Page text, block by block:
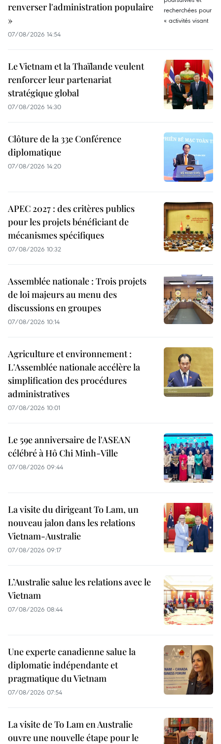
renverser l'administration populaire
»
07/08/2026 14:54
Le Vietnam et la Thaïlande veulent
renforcer leur partenariat
stratégique global
07/08/2026 14:30
Clôture de la 33e Conférence
diplomatique
07/08/2026 14:20
APEC 2027 : des critères publics
pour les projets bénéficiant de
mécanismes spécifiques
07/08/2026 10:32
Assemblée nationale : Trois projets
de loi majeurs au menu des
discussions en groupes
07/08/2026 10:14
Agriculture et environnement :
L'Assemblée nationale accélère la
simplification des procédures
administratives
07/08/2026 10:01
Le 59e anniversaire de l'ASEAN
célébré à Hô Chi Minh-Ville
07/08/2026 09:44
La visite du dirigeant To Lam, un
nouveau jalon dans les relations
Vietnam-Australie
07/08/2026 09:17
L’Australie salue les relations avec le
Vietnam
07/08/2026 08:44
Une experte canadienne salue la
diplomatie indépendante et
pragmatique du Vietnam
07/08/2026 07:54
La visite de To Lam en Australie
ouvre une nouvelle étape pour le